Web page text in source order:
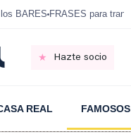
BARES FRASES para
Hazte socio
REAL FAMOSOS